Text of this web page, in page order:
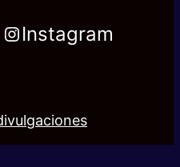
Instagram